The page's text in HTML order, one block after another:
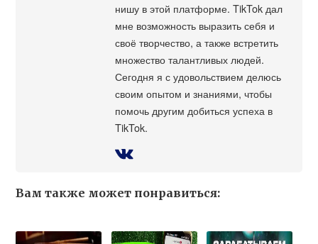
нишу в этой платформе. TikTok дал
мне возможность выразить себя и
своё творчество, а также встретить
множество талантливых людей.
Сегодня я с удовольствием делюсь
своим опытом и знаниями, чтобы
помочь другим добиться успеха в
TikTok.
Вам также может понравиться: